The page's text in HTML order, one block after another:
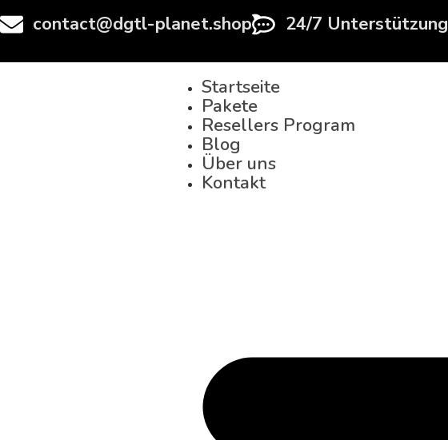
contact@dgtl-planet.shop 24/7 Unterstützung
Startseite
Pakete
Resellers Program
Blog
Über uns
Kontakt